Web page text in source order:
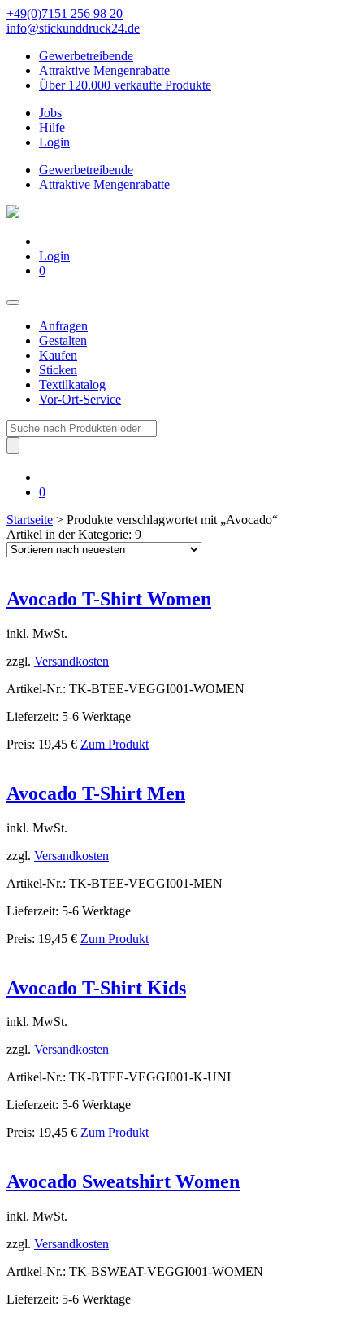
+49(0)7151 256 98 20‬
info@stickunddruck24.de
Gewerbetreibende
Attraktive Mengenrabatte
Über 120.000 verkaufte Produkte
Jobs
Hilfe
Login
Gewerbetreibende
Attraktive Mengenrabatte
Login
0
Anfragen
Gestalten
Kaufen
Sticken
Textilkatalog
Vor-Ort-Service
Suche
nach:
0
Startseite > Produkte verschlagwortet mit „Avocado“
Artikel in der Kategorie: 9
Avocado T-Shirt Women
inkl. MwSt.
zzgl. Versandkosten
Artikel-Nr.: TK-BTEE-VEGGI001-WOMEN
Lieferzeit: 5-6 Werktage
Preis: 19,45 € Zum Produkt
Avocado T-Shirt Men
inkl. MwSt.
zzgl. Versandkosten
Artikel-Nr.: TK-BTEE-VEGGI001-MEN
Lieferzeit: 5-6 Werktage
Preis: 19,45 € Zum Produkt
Avocado T-Shirt Kids
inkl. MwSt.
zzgl. Versandkosten
Artikel-Nr.: TK-BTEE-VEGGI001-K-UNI
Lieferzeit: 5-6 Werktage
Preis: 19,45 € Zum Produkt
Avocado Sweatshirt Women
inkl. MwSt.
zzgl. Versandkosten
Artikel-Nr.: TK-BSWEAT-VEGGI001-WOMEN
Lieferzeit: 5-6 Werktage